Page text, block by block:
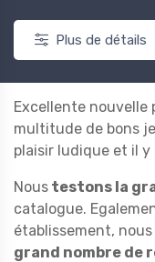
Plus de détails
Excellente nouvelle
multitude de bons
plaisir ludique et il y
Nous testons la
catalogue.
établissement, nous
grand nombre de